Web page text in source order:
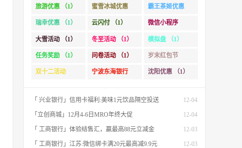
「 工商银行」认证家庭财富,赢5元微信立减金
「 宁波东海银行」双十二秒杀:美食低至1.99元
「 汇添富基金」【万份红包】今日结募！A股龙头，尽入此基矣
12-06
「 沃支付」大雪岁寒 抽最高888元京东E卡
12-04
「 兴业银行」信用卡福利:美味1元饮品隔空投送
12-04
「立创商城」12月4-6日MRO年终大促
12-03
「 工商银行」体验结售汇，赢最高88元立减金
12-03
「 工商银行」江苏:微信绑卡满20元最高减9.9元
旅游优惠 （1） 蜜雪冰城优惠
（1）
霸王茶姬优惠
（1）
瑞幸优惠 （1） 云闪付 （1） 微信小程序
（1）
大雪活动 （1） 冬至活动 （1） 模拟盘 （1）
任务奖励 （1） 问卷活动 （1） 岁末红包节
（1）
双十二活动 宁波东海银行 沈阳优惠 （1）